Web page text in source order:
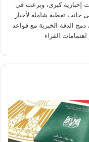
إخبارية كبرى، وبرعت في
جانب تغطية شاملة لأخبار
دمج الدقة الخبرية مع قواعد